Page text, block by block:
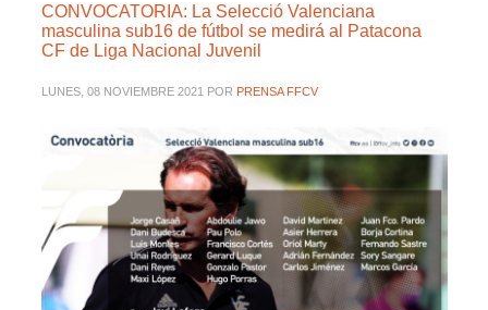
CONVOCATORIA: La Selecció Valenciana
masculina sub16 de fútbol se medirá al Patacona
CF de Liga Nacional Juvenil
LUNES, 08 NOVIEMBRE 2021 POR PRENSA FFCV